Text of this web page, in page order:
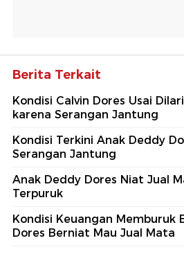
Berita Terkait
Kondisi Calvin Dores Usai
karena Serangan Jantung
Kondisi Terkini Anak Deddy
Serangan Jantung
Anak Deddy Dores Niat Jual
Terpuruk
Kondisi Keuangan Memburuk
Dores Berniat Mau Jual Mata